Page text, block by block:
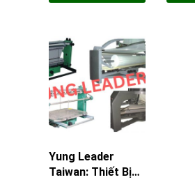
Yung Leader
Taiwan: Thiết Bị